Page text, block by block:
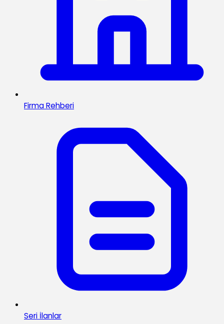
Firma Rehberi
Seri İlanlar